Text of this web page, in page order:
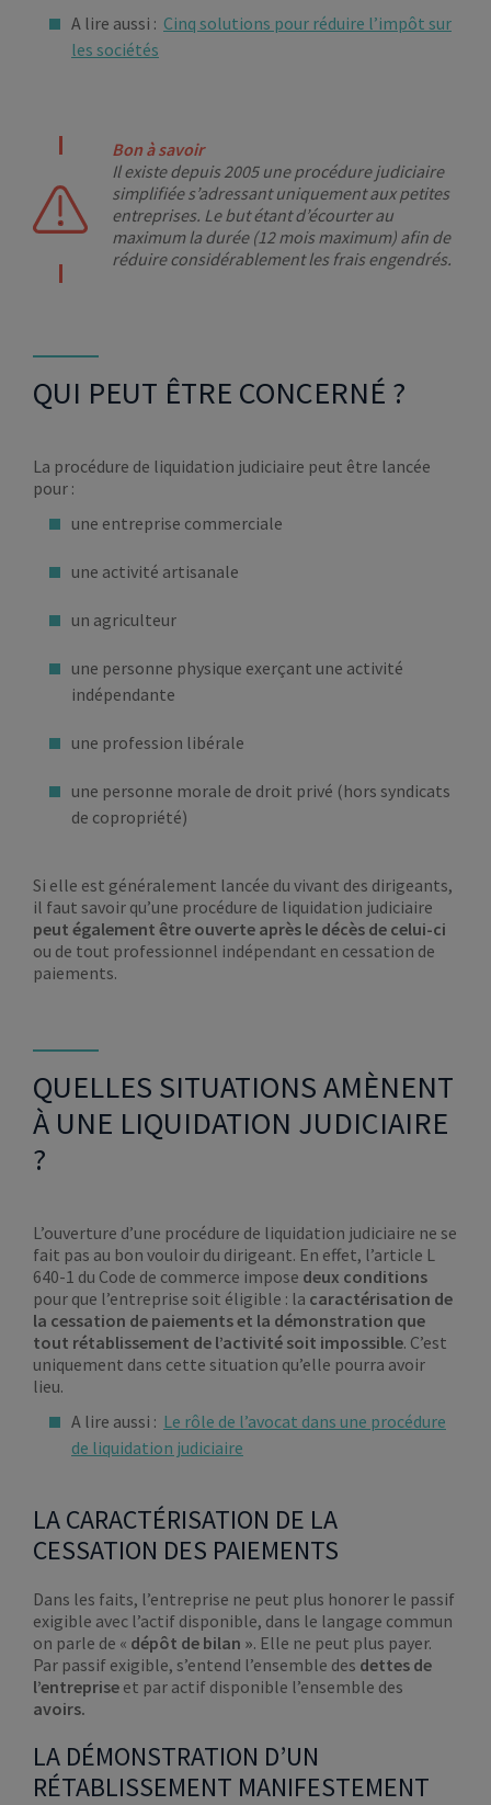
A lire aussi : Cinq solutions pour réduire l’impôt sur
les sociétés
Bon à savoir
Il existe depuis 2005 une procédure judiciaire
simplifiée s’adressant uniquement aux petites
entreprises. Le but étant d’écourter au
maximum la durée (12 mois maximum) afin de
réduire considérablement les frais engendrés.
QUI PEUT ÊTRE CONCERNÉ ?
La procédure de liquidation judiciaire peut être lancée
pour :
une entreprise commerciale
une activité artisanale
un agriculteur
une personne physique exerçant une activité
indépendante
une profession libérale
une personne morale de droit privé (hors syndicats
de copropriété)
Si elle est généralement lancée du vivant des dirigeants,
il faut savoir qu’une procédure de liquidation judiciaire
peut également être ouverte après le décès de celui-ci
ou de tout professionnel indépendant en cessation de
paiements.
QUELLES SITUATIONS AMÈNENT
À UNE LIQUIDATION JUDICIAIRE
?
L’ouverture d’une procédure de liquidation judiciaire ne se
fait pas au bon vouloir du dirigeant. En effet, l’article L
640-1 du Code de commerce impose deux conditions
pour que l’entreprise soit éligible : la caractérisation de
la cessation de paiements et la démonstration que
tout rétablissement de l’activité soit impossible. C’est
uniquement dans cette situation qu’elle pourra avoir
lieu.
A lire aussi : Le rôle de l’avocat dans une procédure
de liquidation judiciaire
LA CARACTÉRISATION DE LA
CESSATION DES PAIEMENTS
Dans les faits, l’entreprise ne peut plus honorer le passif
exigible avec l’actif disponible, dans le langage commun
on parle de « dépôt de bilan ». Elle ne peut plus payer.
Par passif exigible, s’entend l’ensemble des dettes de
l’entreprise et par actif disponible l’ensemble des
avoirs.
LA DÉMONSTRATION D’UN
RÉTABLISSEMENT MANIFESTEMENT